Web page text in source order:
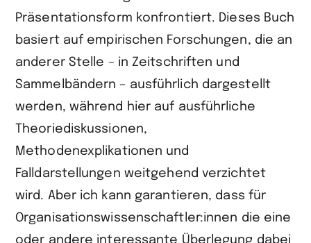
Präsentationsform konfrontiert. Dieses Buch
basiert auf empirischen Forschungen, die an
anderer Stelle – in Zeitschriften und
Sammelbändern – ausführlich dargestellt
werden, während hier auf ausführliche
Theoriediskussionen,
Methodenexplikationen und
Falldarstellungen weitgehend verzichtet
wird. Aber ich kann garantieren, dass für
Organisationswissenschaft­ler:innen die eine
oder andere interessante Überlegung dabei